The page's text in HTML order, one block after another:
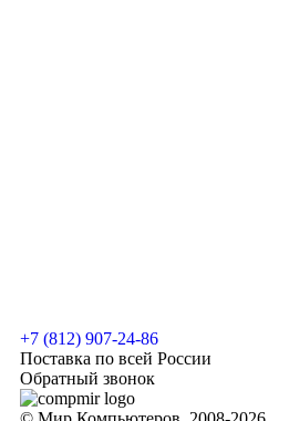
+7 (812) 907-24-86
Поставка по всей России
Обратный звонок